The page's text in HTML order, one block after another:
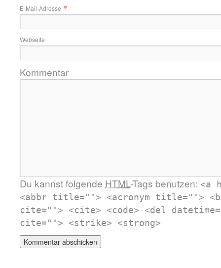
E-Mail-Adresse *
Webseite
Kommentar
Du kannst folgende HTML-Tags benutzen: <a
<abbr title=""> <acronym title="">
cite=""> <cite> <code> <del
cite=""> <strike> <strong>